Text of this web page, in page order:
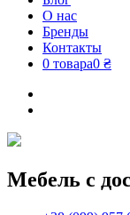
О нас
Бренды
Контакты
0 товара0 ₴
Мебель с